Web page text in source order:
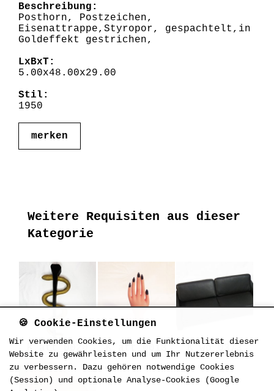
Beschreibung:
Posthorn, Postzeichen,
Eisenattrappe,Styropor, gespachtelt,in
Goldeffekt gestrichen,
LxBxT:
5.00x48.00x29.00
Stil:
1950
merken
Weitere Requisiten aus dieser
Kategorie
K_att_0020 K_att_0013 K_wo_0373
🍪 Cookie-Einstellungen
Wir verwenden Cookies, um die Funktionalität dieser
Website zu gewährleisten und um Ihr Nutzererlebnis
zu verbessern. Dazu gehören notwendige Cookies
(Session) und optionale Analyse-Cookies (Google